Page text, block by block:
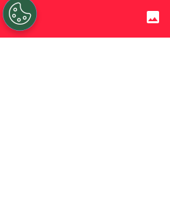
Felipe Moravivió una